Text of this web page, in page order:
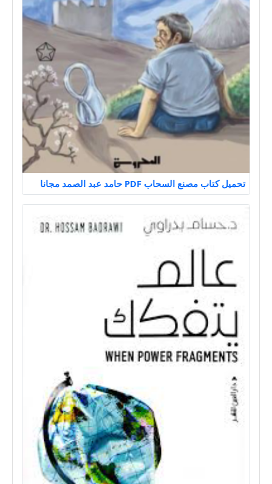
تحميل كتاب مصنع السحاب PDF حامد عبد الصمد مجانا